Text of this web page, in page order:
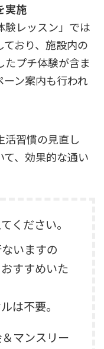
実施
レッスン」では
おり、施設内の
たプチ体験が含ま
ン案内も行われ
活習慣の見直し
、効果的な通い
ください。
いますの
すすめいた
は不要。
マンスリー